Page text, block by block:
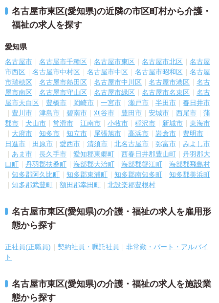
名古屋市東区(愛知県)の近隣の市区町村から介護・
福祉の求人を探す
愛知県
名古屋市 名古屋市千種区 名古屋市東区 名古屋市北区
名古屋
市西区
名古屋市中村区 名古屋市中区 名古屋市昭和区
名古屋
市瑞穂区
名古屋市熱田区 名古屋市中川区 名古屋市港区
名古
屋市南区
名古屋市守山区 名古屋市緑区 名古屋市名東区
名古
屋市天白区
豊橋市 岡崎市 一宮市 瀬戸市 半田市
春日井市
豊川市
津島市 碧南市 刈谷市 豊田市 安城市 西尾市
蒲
郡市
犬山市 常滑市 江南市 小牧市 稲沢市 新城市
東海市
大府市
知多市 知立市 尾張旭市 高浜市 岩倉市
豊明市
日進市
田原市 愛西市 清須市 北名古屋市 弥富市
みよし市
あま市
長久手市 愛知郡東郷町 西春日井郡豊山町
丹羽郡大
口町
丹羽郡扶桑町 海部郡大治町 海部郡蟹江町
海部郡飛島村
知多郡阿久比町
知多郡東浦町 知多郡南知多町
知多郡美浜町
知多郡武豊町
額田郡幸田町 北設楽郡豊根村
名古屋市東区(愛知県)の介護・福祉の求人を雇用形
態から探す
正社員(正職員) 契約社員・嘱託社員
非常勤・パート・アルバイ
ト
名古屋市東区(愛知県)の介護・福祉の求人を施設業
態から探す